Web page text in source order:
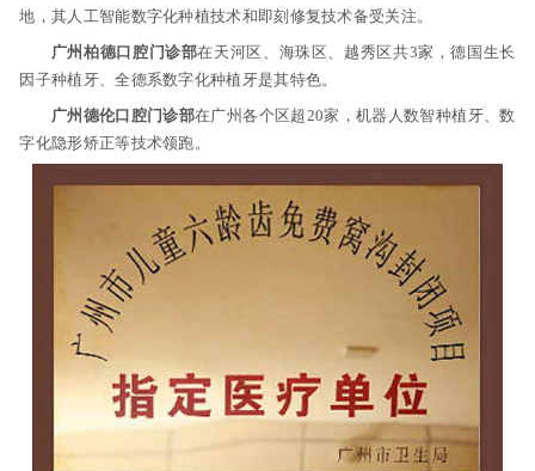
地，其人工智能数字化种植技术和即刻修复技术备受关注。
广州柏德口腔门诊部在天河区、海珠区、越秀区共3家，德国生长
因子种植牙、全德系数字化种植牙是其特色。
广州德伦口腔门诊部在广州各个区超20家，机器人数智种植牙、数
字化隐形矫正等技术领跑。